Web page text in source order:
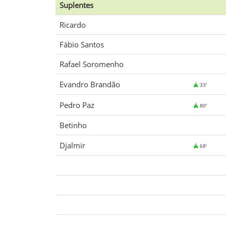
Suplentes
Ricardo
Fábio Santos
Rafael Soromenho
Evandro Brandão
33'
Pedro Paz 80'
Betinho
Djalmir
68'